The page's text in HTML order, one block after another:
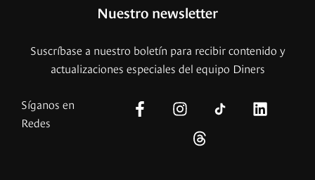
Nuestro newsletter
Suscríbase a nuestro boletín para recibir contenido y
actualizaciones especiales del equipo Diners
Síganos en
Redes